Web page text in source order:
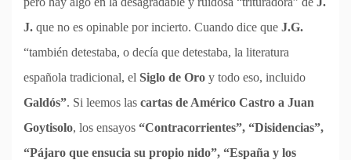
J. que no es opinable por incierto. Cuando dice que J.G.
“también detestaba, o decía que detestaba, la literatura
española tradicional, el Siglo de Oro y todo eso, incluido
Galdós”. Si leemos las cartas de Américo Castro a Juan
Goytisolo, los ensayos “Contracorrientes”, “Disidencias”,
“Pájaro que ensucia su propio nido”, “España y los